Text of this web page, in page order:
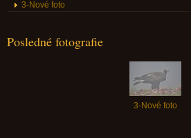
3-Nové foto
Posledné fotografie
3-Nové foto